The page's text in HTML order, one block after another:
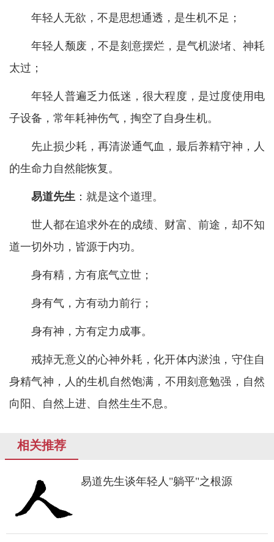
年轻人无欲，不是思想通透，是生机不足；
年轻人颓废，不是刻意摆烂，是气机淤堵、神耗
太过；
年轻人普遍乏力低迷，很大程度，是过度使用电
子设备，常年耗神伤气，掏空了自身生机。
先止损少耗，再清淤通气血，最后养精守神，人
的生命力自然能恢复。
易道先生 ：就是这个道理。
世人都在追求外在的成绩、财富、前途，却不知
道一切外功，皆源于内功。
身有精，方有底气立世；
身有气，方有动力前行；
身有神，方有定力成事。
戒掉无意义的心神外耗，化开体内淤浊，守住自
身精气神，人的生机自然饱满，不用刻意勉强，自然
向阳、自然上进、自然生生不息。
相关推荐
易道先生谈年轻人"躺平"之根源